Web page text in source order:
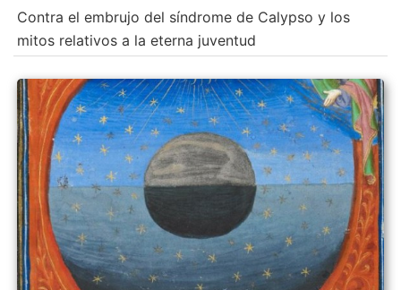
Contra el embrujo del síndrome de Calypso y los
mitos relativos a la eterna juventud